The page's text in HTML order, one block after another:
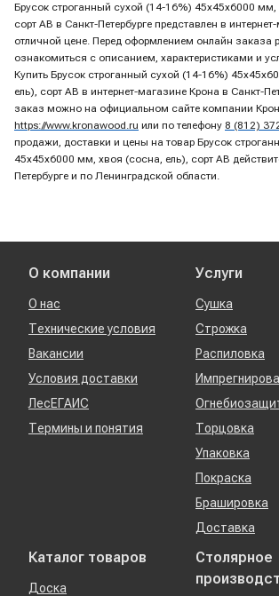
Брусок строганный сухой (14-16%) 45х45х6000 мм,
сорт AB в Санкт-Петербурге представлен в
отличной цене. Перед оформлением онлайн заказа
ознакомиться с описанием, характеристиками и
Купить Брусок строганный сухой (14-16%)
ель), сорт AB в интернет-магазине Крона в Санкт-
заказ можно на официальном сайте компании
https://www.kronawood.ru или по телефону 8 (812)
продажи, доставки и цены на товар Брусок
45х45х6000 мм, хвоя (сосна, ель), сорт AB
Петербурге и по Ленинградской области.
О компании
О нас
Технические условия
Вакансии
Условия доставки
ЛесЕГАИС
Термины и понятия
Услуги
Сушка
Строжка
Распиловка
Торцовка
Упаковка
Покраска
Брашировка
Доставка
Каталог товаров
Доска
Столярное